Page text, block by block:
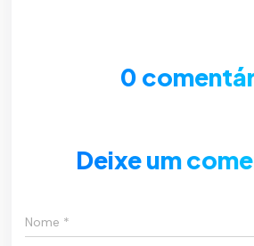
0
Deixe um
Nome *